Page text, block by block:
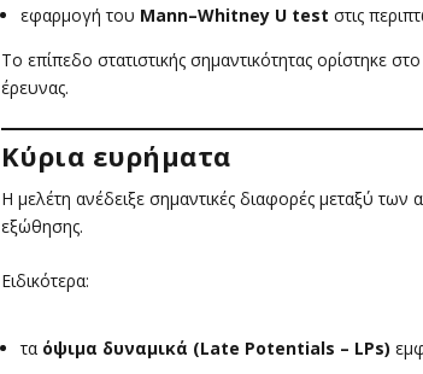
εφαρμογή του Mann–Whitney U test στις
Το επίπεδο στατιστικής σημαντικότητας ορίστηκε στο
έρευνας.
Κύρια ευρήματα
Η μελέτη ανέδειξε σημαντικές διαφορές μεταξύ
εξώθησης.
Ειδικότερα:
τα όψιμα δυναμικά (Late Potentials – LPs)